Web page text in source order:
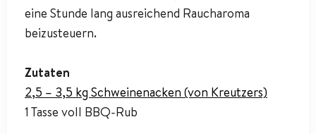
eine Stunde lang ausreichend Raucharoma
beizusteuern.
Zutaten
2,5 – 3,5 kg Schweinenacken (von Kreutzers)
1 Tasse voll BBQ-Rub